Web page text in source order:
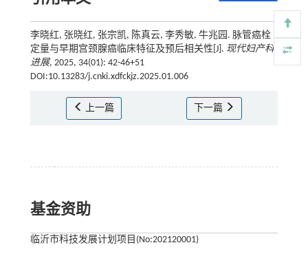
李晓红, 张晓红, 张宗凯, 陈真云, 李秀敏, 牛兆园. 脉管癌栓
定量与早期宫颈腺癌临床特征及预后相关性[J]. 现代妇产科
进展, 2025, 34(01): 42-46+51
DOI:10.13283/j.cnki.xdfckjz.2025.01.006
上一篇 下一篇
基金资助
临沂市科技发展计划项目(No:202120001)